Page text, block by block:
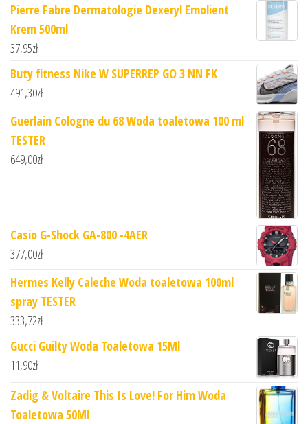
Pierre Fabre Dermatologie Dexeryl Emolient
Krem 500ml
37,95zł
Buty fitness Nike W SUPERREP GO 3 NN FK
491,30zł
Guerlain Cologne du 68 Woda toaletowa 100 ml
TESTER
649,00zł
Casio G-Shock GA-800 -4AER
377,00zł
Hermes Kelly Caleche Woda toaletowa 100ml
spray TESTER
333,72zł
Gucci Guilty Woda Toaletowa 15Ml
11,90zł
Zadig & Voltaire This Is Love! For Him Woda
Toaletowa 50Ml